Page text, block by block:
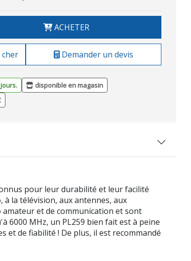
ACHETER
Demander un devis
disponible en magasin
pour leur durabilité et leur facilité
la télévision, aux antennes, aux
et de communication et sont
MHz, un PL259 bien fait est à peine
et de fiabilité ! De plus, il est recommandé